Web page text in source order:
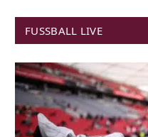
FUSSBALL LIVE